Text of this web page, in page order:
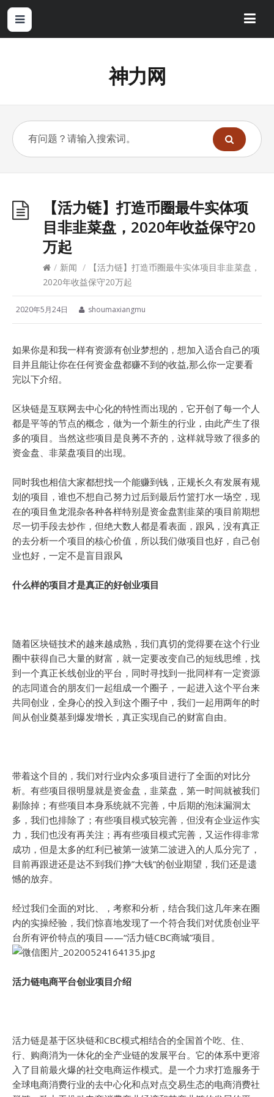
神力网
【活力链】打造币圈最牛实体项
目非韭菜盘，2020年收益保守20
万起
/ 新闻 /
【活力链】打造币圈最牛实体项目非韭菜盘，
2020年收益保守20万起
2020年5月24日 shoumaxiangmu
如果你是和我一样有资源有创业梦想的，想加入适合自己的项
目并且能让你在任何资金盘都赚不到的收益,那么你一定要看
完以下介绍。
区块链是互联网去中心化的特性而出现的，它开创了每一个人
都是平等的节点的概念，做为一个新生的行业，由此产生了很
多的项目。当然这些项目是良莠不齐的，这样就导致了很多的
资金盘、非菜盘项目的出现。
同时我也相信大家都想找一个能赚到钱，正规长久有发展有规
划的项目，谁也不想自己努力过后到最后竹篮打水一场空，现
在的项目鱼龙混杂各种各样特别是资金盘割韭菜的项目前期想
尽一切手段去炒作，但绝大数人都是看表面，跟风，没有真正
的去分析一个项目的核心价值，所以我们做项目也好，自己创
业也好，一定不是盲目跟风
什么样的项目才是真正的好创业项目
随着区块链技术的越来越成熟，我们真切的觉得要在这个行业
圈中获得自己大量的财富，就一定要改变自己的短线思维，找
到一个真正长线创业的平台，同时寻找到一批同样有一定资源
的志同道合的朋友们一起组成一个圈子，一起进入这个平台来
共同创业，全身心的投入到这个圈子中，我们一起用两年的时
间从创业奠基到爆发增长，真正实现自己的财富自由。
带着这个目的，我们对行业内众多项目进行了全面的对比分
析。有些项目很明显就是资金盘，韭菜盘，第一时间就被我们
剔除掉；有些项目本身系统就不完善，中后期的泡沫漏洞太
多，我们也排除了；有些项目模式较完善，但没有企业运作实
力，我们也没有再关注；再有些项目模式完善，又运作得非常
成功，但是太多的红利已被第一波第二波进入的人瓜分完了，
目前再跟进还是达不到我们挣”大钱”的创业期望，我们还是遗
憾的放弃。
经过我们全面的对比、，考察和分析，结合我们这几年来在圈
内的实操经验，我们惊喜地发现了一个符合我们对优质创业平
台所有评价特点的项目——“活力链CBC商城”项目。
活力链电商平台创业项目介绍
活力链是基于区块链和CBC模式相结合的全国首个吃、住、
行、购商消为一休化的全产业链的发展平台。它的体系中更溶
入了目前最火爆的社交电商运作模式。是一个力求打造服务于
全球电商消费行业的去中心化和点对点交易生态的电商消费社